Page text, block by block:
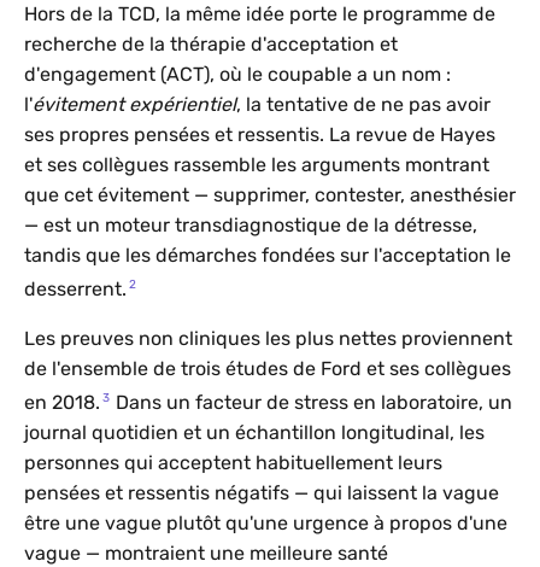
Hors de la TCD, la même idée porte le programme de
recherche de la thérapie d'acceptation et
d'engagement (ACT), où le coupable a un nom :
l'évitement expérientiel, la tentative de ne pas avoir
ses propres pensées et ressentis. La revue de Hayes
et ses collègues rassemble les arguments montrant
que cet évitement — supprimer, contester, anesthésier
— est un moteur transdiagnostique de la détresse,
tandis que les démarches fondées sur l'acceptation le
desserrent. 2
Les preuves non cliniques les plus nettes proviennent
de l'ensemble de trois études de Ford et ses collègues
en 2018. 3 Dans un facteur de stress en laboratoire, un
journal quotidien et un échantillon longitudinal, les
personnes qui acceptent habituellement leurs
pensées et ressentis négatifs — qui laissent la vague
être une vague plutôt qu'une urgence à propos d'une
vague — montraient une meilleure santé